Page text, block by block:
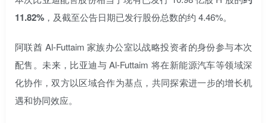
11.82% ，及截至公告日期已发行股份总数的约 4.46%。
阿联酋 Al-Futtaim 家族办公室以战略投资者的身份参与本次
配售。未来，比亚迪与 Al-Futtaim 将在新能源汽车等领域深
化协作，双方以区域合作为基点，共同探索进一步的增长机
遇和协同效应。